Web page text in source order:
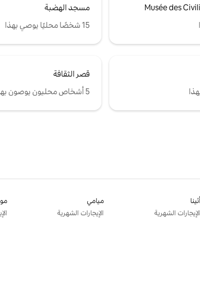
Musée des
مسجد الهضبة
15 شخصًا محليًا يوصي بهذا
قصر الثقافة
5 أشخاص محليون يوصون بهذا
الإيجارات الشهرية
ميامي
الإيجارات الشهرية